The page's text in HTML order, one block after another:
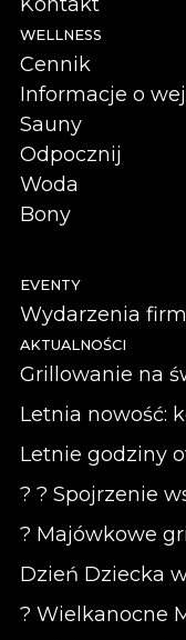
WELLNESS
Cennik
Informacje o
Sauny
Odpocznij
Woda
Bony
EVENTY
Wydarzenia
AKTUALNOŚCI
Grillowanie na
Letnia nowość:
Letnie godziny
? ? Spojrzenie
? Majówkowe
Dzień Dziecka
? Wielkanocne